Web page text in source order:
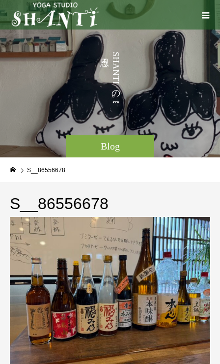
Blog
S
H
A
N
T
I
の
。
う
こ
な
S__86556678
S__86556678